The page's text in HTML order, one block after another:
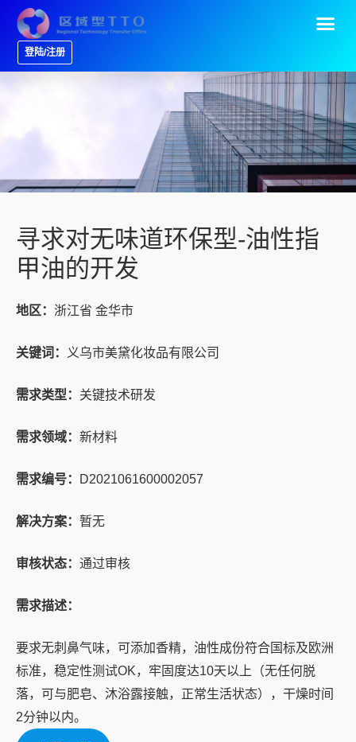
登陆/注册
寻求对无味道环保型-油性指
甲油的开发
地区： 浙江省 金华市
关键词： 义乌市美黛化妆品有限公司
需求类型： 关键技术研发
需求领域： 新材料
需求编号： D2021061600002057
解决方案： 暂无
审核状态： 通过审核
需求描述：
要求无刺鼻气味，可添加香精，油性成份符合国标及欧洲
标准，稳定性测试OK，牢固度达10天以上（无任何脱
落，可与肥皂、沐浴露接触，正常生活状态），干燥时间
2分钟以内。